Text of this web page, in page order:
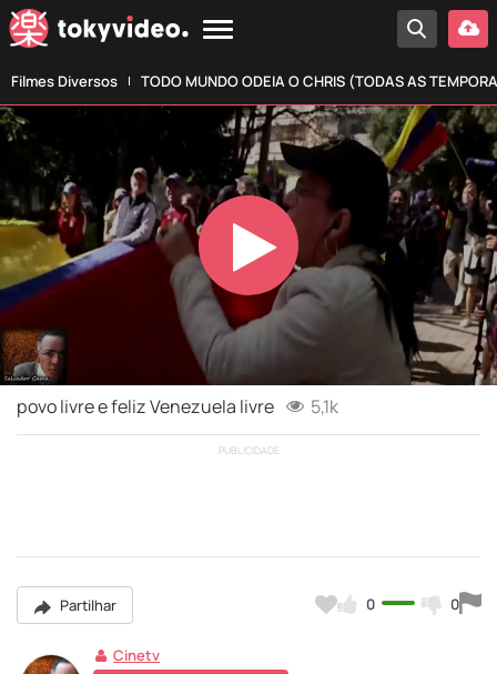
Filmes Diversos TODO MUNDO ODEIA O CHRIS (TODAS AS
Play
Video
povo livre e feliz Venezuela livre 5,1k
PUBLICIDADE
Partilhar 0 0
Cinetv